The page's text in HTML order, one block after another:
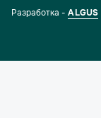
Разработка -ALGUS